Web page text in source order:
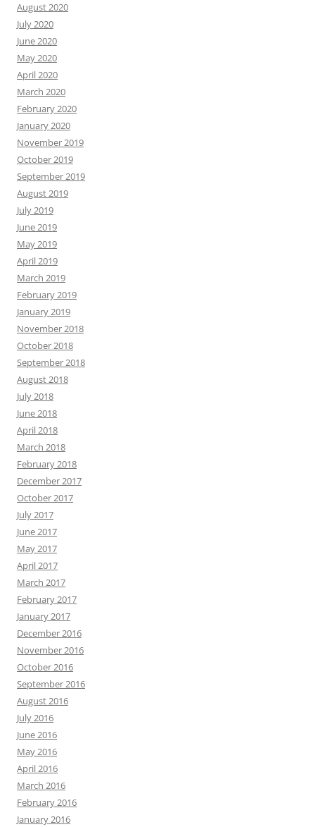
August 2020
July 2020
June 2020
May 2020
April 2020
March 2020
February 2020
January 2020
November 2019
October 2019
September 2019
August 2019
July 2019
June 2019
May 2019
April 2019
March 2019
February 2019
January 2019
November 2018
October 2018
September 2018
August 2018
July 2018
June 2018
April 2018
March 2018
February 2018
December 2017
October 2017
July 2017
June 2017
May 2017
April 2017
March 2017
February 2017
January 2017
December 2016
November 2016
October 2016
September 2016
August 2016
July 2016
June 2016
May 2016
April 2016
March 2016
February 2016
January 2016